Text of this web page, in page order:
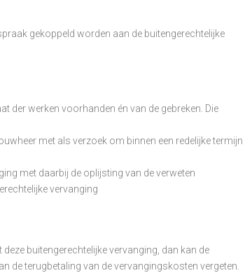
gekoppeld worden aan de buitengerechtelijke
der werken voorhanden én van de gebreken. Die
met als verzoek om binnen een redelijke termijn
met daarbij de oplijsting van de verweten
vervanging
buitengerechtelijke vervanging, dan kan de
de terugbetaling van de vervangingskosten vergeten.